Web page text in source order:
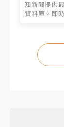
知新聞提供
資料庫。即